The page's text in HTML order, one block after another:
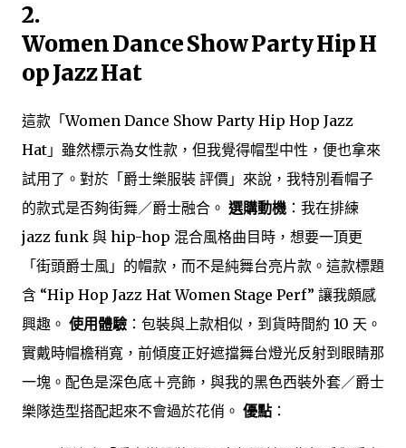
2.
Women Dance Show Party Hip H
op Jazz Hat
這款「Women Dance Show Party Hip Hop Jazz
Hat」雖然標示為女性款，但我覺得帽型中性，便也拿來
試用了。對於「爵士樂服裝 評價」來說，我特別看帽子
的款式是否夠街舞／爵士融合。 選購動機 ：我在排練
jazz funk 與 hip-hop 混合風格曲目時，想要一頂更
「街頭爵士風」的帽款，而不是純舞台亮片款。這款標題
含 “Hip Hop Jazz Hat Women Stage Perf” 讓我頗感
興趣。 使用體驗 ：包裝與上款相似，到貨時間約 10 天。
實戴時帽檐稍寬，前傾度正好遮擋舞台燈光反射到眼睛那
一塊。配色是深色底＋亮飾，與我的黑色西裝外套／爵士
樂隊造型搭配起來不會過於花俏。 優點 ：